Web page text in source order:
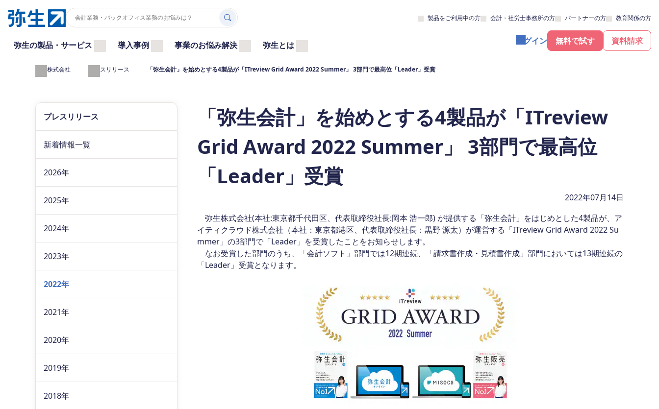
製品をご利用中の方 会計・社労士事務所の方 パートナーの方 教育関係の方
弥生の製品・サービス 導入事例 事業のお悩み解決 弥生とは 無料で試す 資料請求
ログイン
弥生株式会社 プレスリリース 「弥生会計」を始めとする4製品が「ITreview Grid Award 2022 Summer」 3部門で最高位「Leader」受賞
「弥生会計」を始めとする4製品が「ITreview
Grid Award 2022 Summer」 3部門で最高位
「Leader」受賞
2022年07月14日
弥生株式会社(本社:東京都千代田区、代表取締役社長:岡本 浩一郎) が提供する「弥生会計」をはじめとした4製品が、ア
イティクラウド株式会社（本社：東京都港区、代表取締役社長：黒野 源太）が運営する「ITreview Grid Award 2022 Su
mmer」の3部門で「Leader」を受賞したことをお知らせします。
なお受賞した部門のうち、「会計ソフト」部門では12期連続、「請求書作成・見積書作成」部門においては13期連続の
「Leader」受賞となります。
プレスリリース
新着情報一覧
2026年
2025年
2024年
2023年
2022年
2021年
2020年
2019年
2018年